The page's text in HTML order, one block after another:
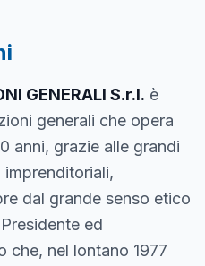
GENERALI S.r.l. è
generali che opera
anni, grazie alle grandi
dal grande senso etico
ed
che, nel lontano 1977